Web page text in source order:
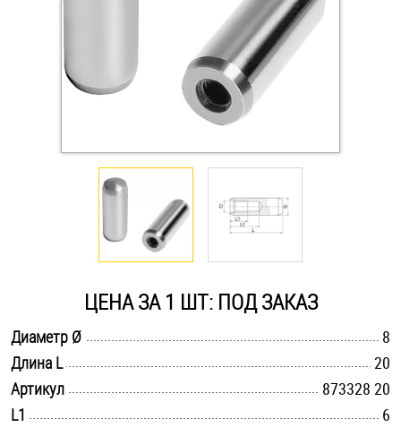
Крюки, кольца с метрической резьбой
Крюки, кольца с шурупной резьбой
Оснастка и аксессуары для яхт
Саморезы и шурупы
Стопорные кольца
Такелаж
ЦЕНА ЗА 1 ШТ: ПОД ЗАКАЗ
Диаметр Ø
8
Длина L
20
Артикул
873328 20
L1
6